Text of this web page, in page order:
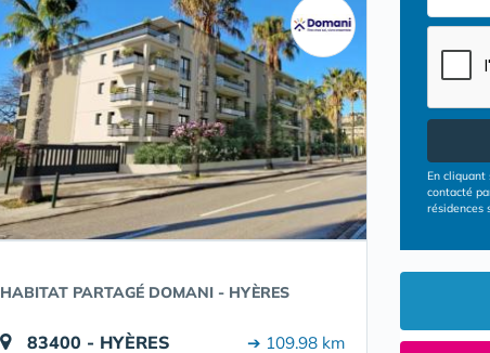
HABITAT PARTAGÉ DOMANI - HYÈRES
83400 - HYÈRES ➔ 109.98 km
En cliquant
contacté
résidences